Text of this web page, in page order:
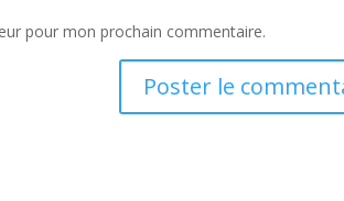
pour mon prochain commentaire.